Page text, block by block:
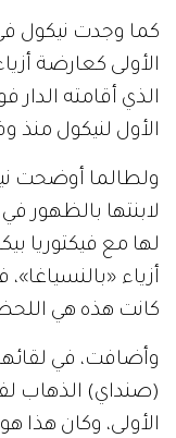
كما وجدت نيكول
الأولى كعارضة
الذي أقامته الدار
الأول لنيكول منذ
ولطالما أوضحت
لابنتها بالظهور
لها مع فيكتوريا
أزياء
كانت هذه هي
وأضافت، في
(صنداي) الذهاب
الأولى، وكان هذا